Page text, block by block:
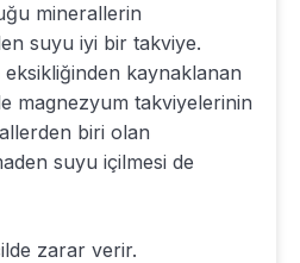
minerallerin
suyu iyi bir takviye.
kaynaklanan
magnezyum takviyelerinin
biri olan
suyu içilmesi de
zarar verir.